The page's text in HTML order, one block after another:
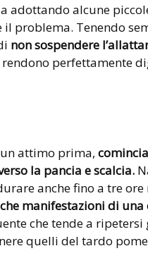
adottando alcune
il problema. Tenendo
non sospendere
perfettamente
attimo prima,
la pancia e scalcia.
anche fino a tre
manifestazioni di una
che tende a ripetersi
quelli del tardo